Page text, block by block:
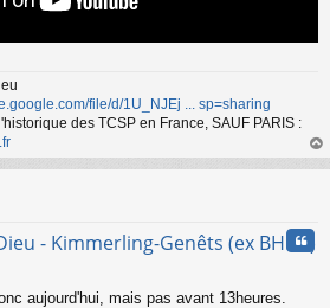
file/d/1U_NJEj ... sp=sharing
des TCSP en France, SAUF PARIS :
au
- Kimmerling-Genêts (ex BHNS)
aujourd'hui, mais pas avant 13heures.